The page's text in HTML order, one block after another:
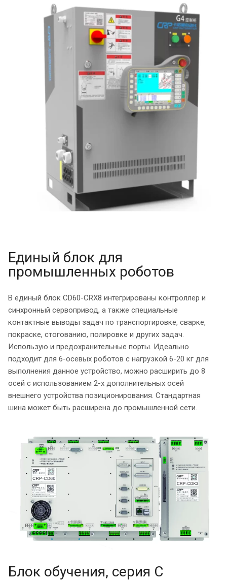
Единый блок для
промышленных роботов
В единый блок CD60-CRX8 интегрированы контроллер и
синхронный сервопривод, а также специальные
контактные выводы задач по транспортировке, сварке,
покраске, стогованию, полировке и других задач.
Использую и предохранительные порты. Идеально
подходит для 6-осевых роботов с нагрузкой 6-20 кг для
выполнения данное устройство, можно расширить до 8
осей с использованием 2-х дополнительных осей
внешнего устройства позиционирования. Стандартная
шина может быть расширена до промышленной сети.
Блок обучения, серия С